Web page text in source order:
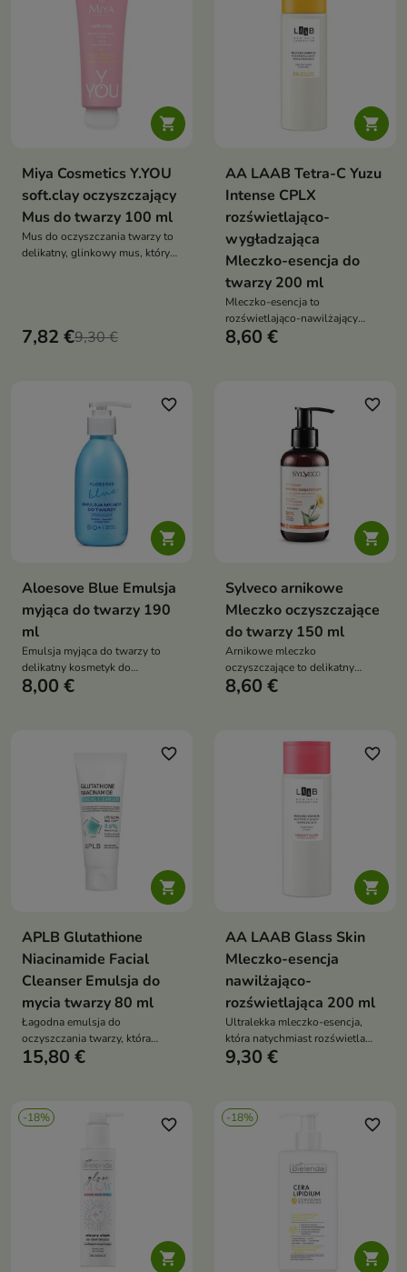

Miya Cosmetics Y.YOU
soft.clay oczyszczający
Mus do twarzy 100 ml
Mus do oczyszczania twarzy to
delikatny, glinkowy mus, który
7,82 €9,30 €

AA LAAB Tetra-C Yuzu
Intense CPLX
rozświetlająco-
wygładzająca
Mleczko-esencja do
twarzy 200 ml
Mleczko-esencja to
rozświetlająco-nawilżający
kosmetyk, który wyrównuje
8,60 €

favorite_border
Aloesove Blue Emulsja
myjąca do twarzy 190
ml
Emulsja myjąca do twarzy to
delikatny kosmetyk do
codziennego oczyszczania
regenerację. Dzięki składnikom
wzmacnia mikrobiom skóry oraz
przywraca jej komfort i
8,00 €

favorite_border
Sylveco arnikowe
Mleczko oczyszczające
do twarzy 150 ml
Arnikowe mleczko
oczyszczające to delikatny
preparat do demakijażu i
8,60 €

favorite_border
APLB Glutathione
Niacinamide Facial
Cleanser Emulsja do
mycia twarzy 80 ml
Łagodna emulsja do
oczyszczania twarzy, która
usuwa zanieczyszczenia i
15,80 €

favorite_border
AA LAAB Glass Skin
Mleczko-esencja
nawilżająco-
rozświetlająca 200 ml
Ultralekka mleczko-esencja,
która natychmiast rozświetla
cerę, wygładza jej strukturę i
9,30 €
-18%

favorite_border -18%

favorite_border